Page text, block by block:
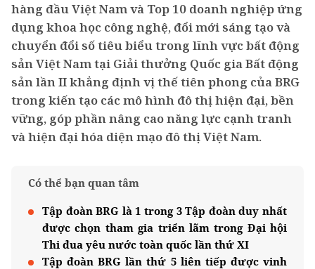
hàng đầu Việt Nam và Top 10 doanh nghiệp ứng
dụng khoa học công nghệ, đổi mới sáng tạo và
chuyển đổi số tiêu biểu trong lĩnh vực bất động
sản Việt Nam tại Giải thưởng Quốc gia Bất động
sản lần II khẳng định vị thế tiên phong của BRG
trong kiến tạo các mô hình đô thị hiện đại, bền
vững, góp phần nâng cao năng lực cạnh tranh
và hiện đại hóa diện mạo đô thị Việt Nam.
Có thể bạn quan tâm
Tập đoàn BRG là 1 trong 3 Tập đoàn duy nhất
được chọn tham gia triển lãm trong Đại hội
Thi đua yêu nước toàn quốc lần thứ XI
Tập đoàn BRG lần thứ 5 liên tiếp được vinh